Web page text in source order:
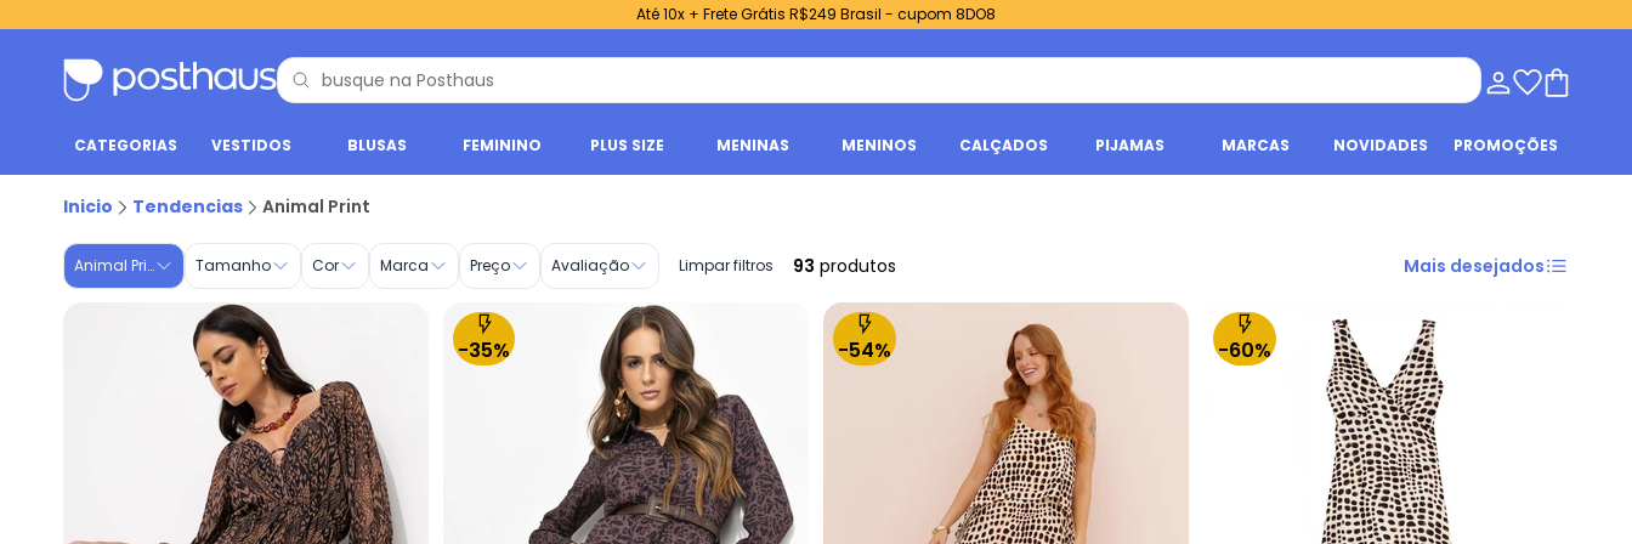
Até 10x + Frete Grátis R$249 Brasil - cupom 8DO8
CATEGORIAS VESTIDOS BLUSAS FEMININO PLUS SIZE MENINAS MENINOS CALÇADOS PIJAMAS MARCAS NOVIDADES PROMOÇÕES
Inicio Tendencias Animal Print
Animal Print Tamanho Cor Marca Preço Avaliação Limpar filtros 93 produtos Mais desejados
-35% -54% -60%